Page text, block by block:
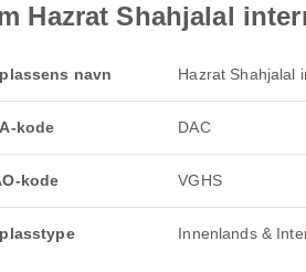
Hazrat Shahjalal
navn Hazrat Shahjalal
kode DAC
kode VGHS
Innenlands &